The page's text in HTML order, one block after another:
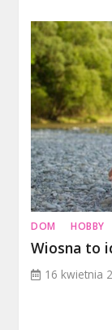
DOM HOBBY
Wiosna to
16 kwietnia